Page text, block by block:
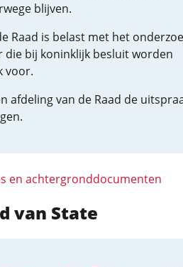
blijven.
Raad is belast met het
die bij koninklijk besluit worden
voor.
afdeling van de Raad de
en achtergronddocumenten
van State